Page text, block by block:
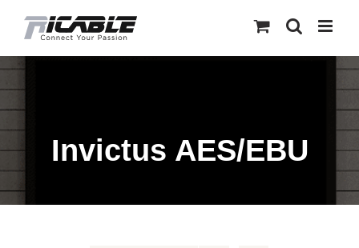
Invictus AES/EBU